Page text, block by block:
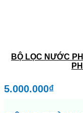
BỘ LỌC NƯỚC
5.000.000₫